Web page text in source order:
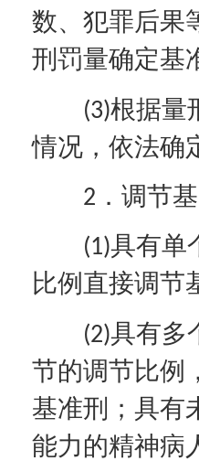
数、犯罪后果
刑罚量确定基
(3)根据量
情况，依法确
2 ．调节
(1)具有单
比例直接调节
(2)具有多
节的调节比例
基准刑；具有
能力的精神病